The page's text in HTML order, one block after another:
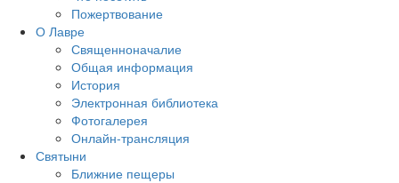
Пожертвование
О Лавре
Священноначалие
Общая информация
История
Электронная библиотека
Фотогалерея
Онлайн-трансляция
Святыни
Ближние пещеры